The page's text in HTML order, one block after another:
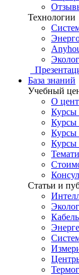
Технологии
База знаний
Учебный
О
Курсы
Курсы
Курсы
Курсы
Статьи и